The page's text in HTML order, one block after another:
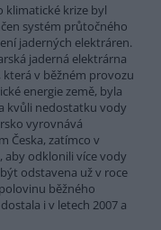
klimatické krize byl
systém průtočného
jaderných elektráren.
jaderná elektrárna
která v běžném provozu
energie země, byla
kvůli nedostatku vody
vyrovnává
Česka, zatímco v
aby odklonili více vody
odstavena už v roce
běžného
i v letech 2007 a